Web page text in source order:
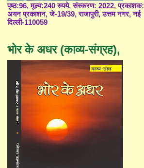
पृष्ठ:96, मूल्य:240 रुपये, संस्करण: 2022, प्रकाशक:
अयन प्रकाशन, जे-19/39, राजापुरी, उत्तम नगर, नई
दिल्ली-110059
भोर के अधर (काव्य-संग्रह),